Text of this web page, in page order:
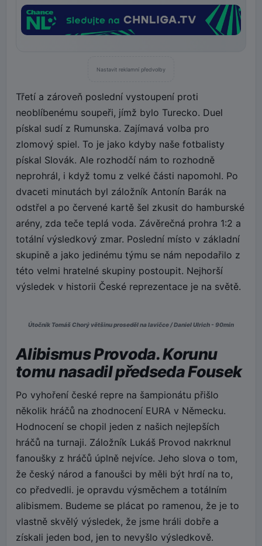
Nastavit reklamní předvolby
Třetí a zároveň poslední vystoupení proti
neoblíbenému soupeři, jímž bylo Turecko. Duel
pískal sudí z Rumunska. Zajímavá volba pro
zlomový spiel. To je jako kdyby naše fotbalisty
pískal Slovák. Ale rozhodčí nám to rozhodně
neprohrál, i když tomu z velké části napomohl. Po
dvaceti minutách byl záložník Antonín Barák na
odstřel a po červené kartě šel zkusit do hamburské
arény, zda teče teplá voda. Závěrečná prohra 1:2 a
totální výsledkový zmar. Poslední místo v základní
skupině a jako jedinému týmu se nám nepodařilo z
této velmi hratelné skupiny postoupit. Nejhorší
výsledek v historii České reprezentace je na světě.
Útočník Tomáš Chorý většinu proseděl na lavičce / Daniel Ulrich - 90min
Alibismus Provoda. Korunu
tomu nasadil předseda Fousek
Po vyhoření české repre na šampionátu přišlo
několik hráčů na zhodnocení EURA v Německu.
Hodnocení se chopil jeden z našich nejlepších
hráčů na turnaji. Záložník Lukáš Provod nakrknul
fanoušky z hráčů úplně nejvíce. Jeho slova o tom,
že český národ a fanoušci by měli být hrdí na to,
co předvedli. je opravdu výsměchem a totálním
alibismem. Budeme se plácat po ramenou, že je to
vlastně skvělý výsledek, že jsme hráli dobře a
získali jeden bod, jen to nevyšlo výsledkově.